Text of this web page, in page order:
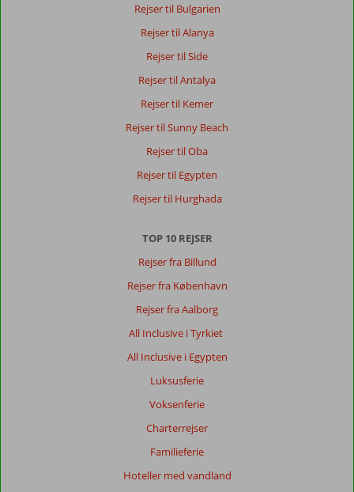
Rejser til Bulgarien
Rejser til Alanya
Rejser til Side
Rejser til Antalya
Rejser til Kemer
Rejser til Sunny Beach
Rejser til Oba
Rejser til Egypten
Rejser til Hurghada
TOP 10 REJSER
Rejser fra Billund
Rejser fra København
Rejser fra Aalborg
All Inclusive i Tyrkiet
All Inclusive i Egypten
Luksusferie
Voksenferie
Charterrejser
Familieferie
Hoteller med vandland